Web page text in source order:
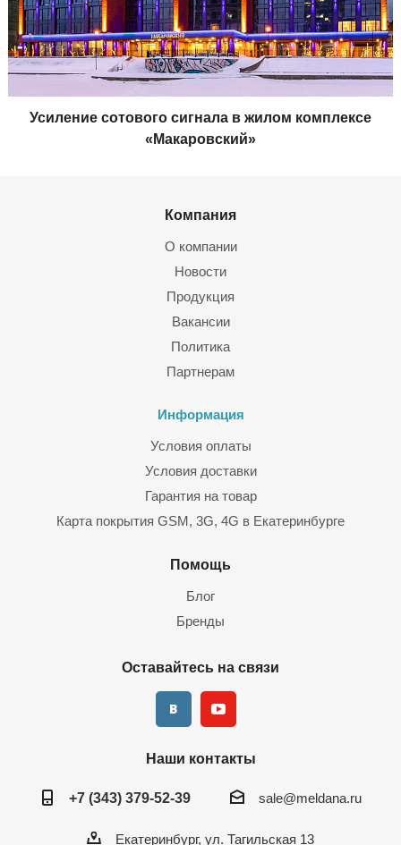
Усиление сотового сигнала в жилом комплексе
«Макаровский»
Компания
О компании
Новости
Продукция
Вакансии
Политика
Партнерам
Информация
Условия оплаты
Условия доставки
Гарантия на товар
Карта покрытия GSM, 3G, 4G в Екатеринбурге
Помощь
Блог
Бренды
Оставайтесь на связи
Наши контакты
+7 (343) 379-52-39 sale@meldana.ru
Екатеринбург, ул. Тагильская 13